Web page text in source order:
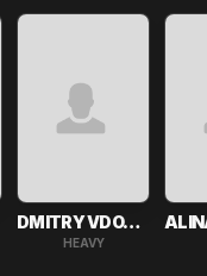
DMITRY VDOVENKO
HEAVY